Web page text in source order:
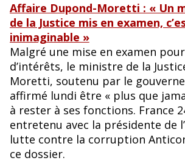
Affaire Dupond-Moretti : « Un
de la Justice mis en examen,
inimaginable »
Malgré une mise en examen
d’intérêts, le ministre de la
Moretti, soutenu par le
affirmé lundi être « plus que
à rester à ses fonctions. France
entretenu avec la présidente de
lutte contre la corruption
ce dossier.